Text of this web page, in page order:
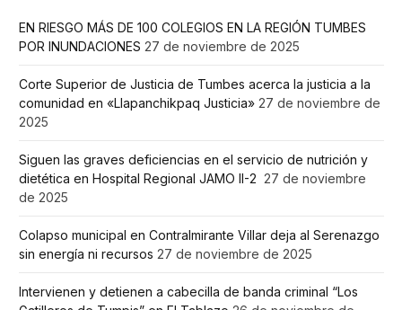
EN RIESGO MÁS DE 100 COLEGIOS EN LA REGIÓN TUMBES
POR INUNDACIONES 27 de noviembre de 2025
Corte Superior de Justicia de Tumbes acerca la justicia a la
comunidad en «Llapanchikpaq Justicia» 27 de noviembre de
2025
Siguen las graves deficiencias en el servicio de nutrición y
dietética en Hospital Regional JAMO II-2 27 de noviembre
de 2025
Colapso municipal en Contralmirante Villar deja al Serenazgo
sin energía ni recursos 27 de noviembre de 2025
Intervienen y detienen a cabecilla de banda criminal “Los